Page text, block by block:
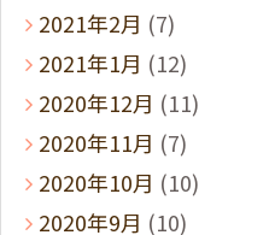
2021年2月 (7)
2021年1月 (12)
2020年12月 (11)
2020年11月 (7)
2020年10月 (10)
2020年9月 (10)